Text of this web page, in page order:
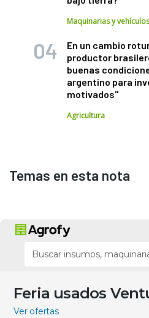
Maquinarias y vehículos
En un cambio
productor
buenas
argentino para
motivados"
Agricultura
Temas en esta nota
Feria usados
Ver ofertas